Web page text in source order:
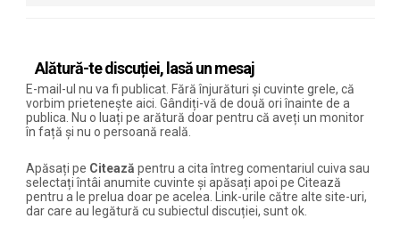
Alătură-te discuției, lasă un mesaj
E-mail-ul nu va fi publicat. Fără înjurături și cuvinte grele, că
vorbim prietenește aici. Gândiți-vă de două ori înainte de a
publica. Nu o luați pe arătură doar pentru că aveți un monitor
în față și nu o persoană reală.
Apăsați pe Citează pentru a cita întreg comentariul cuiva sau
selectați întâi anumite cuvinte și apăsați apoi pe Citează
pentru a le prelua doar pe acelea. Link-urile către alte site-uri,
dar care au legătură cu subiectul discuției, sunt ok.